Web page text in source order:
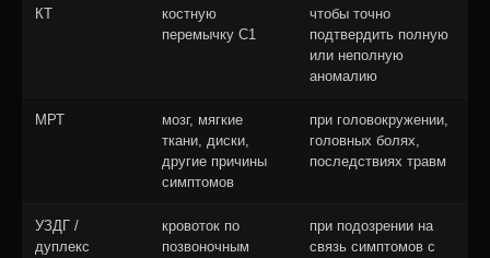
КТ
костную
перемычку C1
чтобы точно
подтвердить полную
или неполную
аномалию
МРТ
мозг, мягкие
ткани, диски,
другие причины
симптомов
при головокружении,
головных болях,
последствиях травм
УЗДГ /
дуплекс
кровоток по
позвоночным
при подозрении на
связь симптомов с